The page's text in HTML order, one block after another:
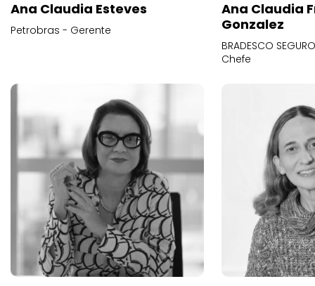
Ana Claudia Esteves
Petrobras - Gerente
Ana Claudia
Gonzalez
BRADESCO
Chefe